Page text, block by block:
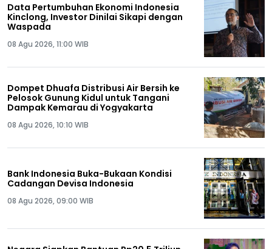
Data Pertumbuhan Ekonomi Indonesia
Kinclong, Investor Dinilai Sikapi dengan
Waspada
08 Agu 2026, 11:00 WIB
Dompet Dhuafa Distribusi Air Bersih ke
Pelosok Gunung Kidul untuk Tangani
Dampak Kemarau di Yogyakarta
08 Agu 2026, 10:10 WIB
Bank Indonesia Buka-Bukaan Kondisi
Cadangan Devisa Indonesia
08 Agu 2026, 09:00 WIB